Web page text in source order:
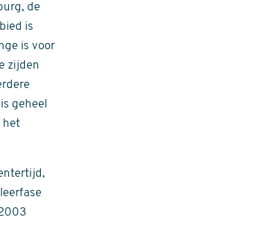
de
is
is voor
zijden
geheel
het